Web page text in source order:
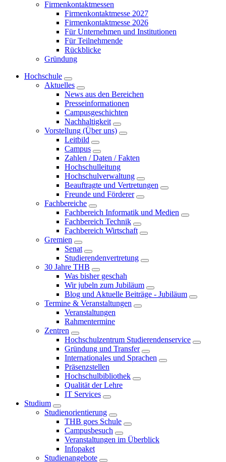
Firmenkontaktmessen
Firmenkontaktmesse 2027
Firmenkontaktmesse 2026
Für Unternehmen und Institutionen
Für Teilnehmende
Rückblicke
Gründung
Hochschule
Aktuelles
News aus den Bereichen
Presseinformationen
Campusgeschichten
Nachhaltigkeit
Vorstellung (Über uns)
Leitbild
Campus
Zahlen / Daten / Fakten
Hochschulleitung
Hochschulverwaltung
Beauftragte und Vertretungen
Freunde und Förderer
Fachbereiche
Fachbereich Informatik und Medien
Fachbereich Technik
Fachbereich Wirtschaft
Gremien
Senat
Studierendenvertretung
30 Jahre THB
Was bisher geschah
Wir jubeln zum Jubiläum
Blog und Aktuelle Beiträge - Jubiläum
Termine & Veranstaltungen
Veranstaltungen
Rahmentermine
Zentren
Hochschulzentrum Studierendenservice
Gründung und Transfer
Internationales und Sprachen
Präsenzstellen
Hochschulbibliothek
Qualität der Lehre
IT Services
Studium
Studienorientierung
THB goes Schule
Campusbesuch
Veranstaltungen im Überblick
Infopaket
Studienangebote